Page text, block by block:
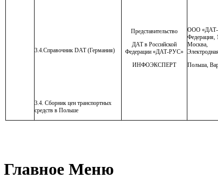
3.4.Справочник DAT(Германия)
3.4. Сборник цен транспортных
средств в Польше
Представительство
ДАТ в Российской
Федерации «ДАТ-РУС»
ИНФОЭКСПЕРТ
ООО «ДАТ-
Федерация,
Польша,
Главное Меню